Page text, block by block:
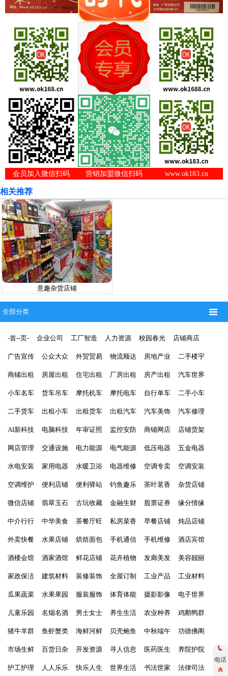
会员加入微信扫码 营销加盟微信扫码 www.ok183.cn
相关推荐
意趣杂货店铺
全部分类 
-首--页- 企业公司 工厂智造 人力资源 校园春光 店铺商店
广告宣传 公众大众 外贸贸易 物流顺达 房地产业 二手楼宇
商铺出租 房屋出租 住宅出租 厂房出租 房产出租 汽车世界
小车名车 货车吊车 摩托机车 摩托电车 自行单车 二手小车
二手货车 出租小车 出租货车 出租汽车 汽车美饰 汽车修理
AI新科技 电脑科技 年审证照 监控安防 商铺网店 店铺货架
网店管理 交通设施 电力能源 电气能源 低压电器 五金电器
水电安装 家用电器 水暖卫浴 电器维修 空调专卖 空调安装
空调维护 便利店铺 便利驿站 钓鱼趣乐 茶叶茗香 杂货店铺
微信店铺 翡翠玉石 古玩收藏 金融生财 股票证券 缘分情缘
中介行行 中华美食 茶餐厅旺 私房菜香 早餐店铺 炖品店铺
外卖快餐 水果店铺 烘焙面包 手机通信 手机维修 酒店宾馆
酒楼会馆 酒家酒馆 鲜花店铺 花卉植物 发廊美发 美容靓丽
家政保洁 建筑材料 装修装饰 全屋订制 工业产品 工业材料
瓜果蔬菜 水果果园 服装服饰 体育体能 摄影影像 电子世界
儿童乐园 名烟名酒 男士女士 养生生活 农业种养 鸡鹅鸭群
猪牛羊群 鱼虾蟹类 海鲜河鲜 贝壳鲍鱼 中秋端午 功德佛阁
市场生鲜 百货日杂 开发资源 寻人信息 医药医生 养院护院
护工护理 人人乐乐 快乐人生 世界生活 书法世家 法律司法
电话
